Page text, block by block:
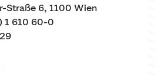
Straße 6, 1100 Wien
1 610 60-0